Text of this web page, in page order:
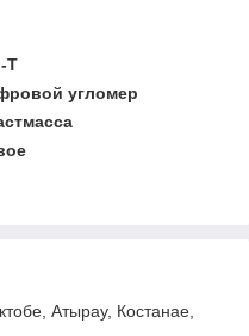
T
угломер
Атырау, Костанае,